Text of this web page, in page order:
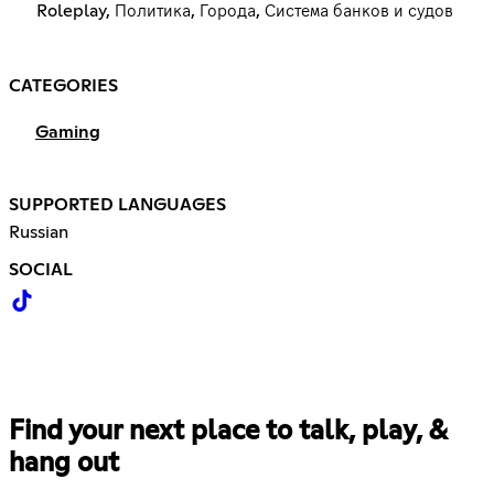
Roleplay, Политика, Города, Система банков и судов
CATEGORIES
Gaming
SUPPORTED LANGUAGES
Russian
SOCIAL
Find your next place to talk, play, &
hang out